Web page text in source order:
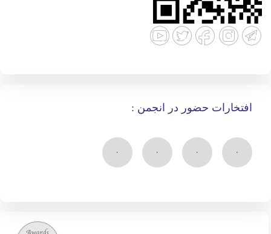
افتخارات حضور در انجمن :